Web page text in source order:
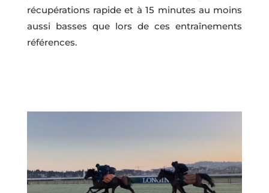
récupérations rapide et à 15 minutes au moins
aussi basses que lors de ces entraînements
références.